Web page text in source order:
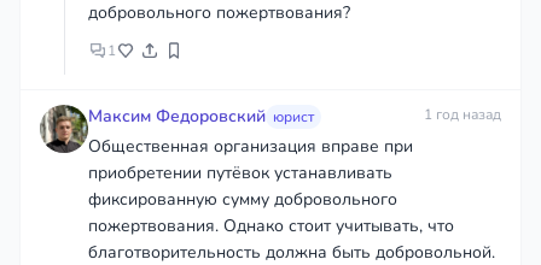
добровольного пожертвования?
1
Максим Федоровский юрист 1 год назад
Общественная организация вправе при
приобретении путёвок устанавливать
фиксированную сумму добровольного
пожертвования. Однако стоит учитывать, что
благотворительность должна быть добровольной.